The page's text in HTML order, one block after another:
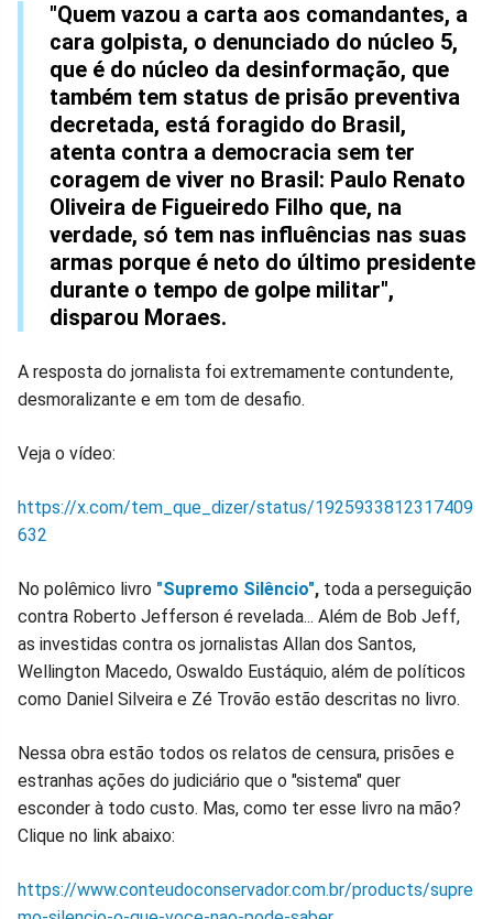
"Quem vazou a carta aos comandantes, a
cara golpista, o denunciado do núcleo 5,
que é do núcleo da desinformação, que
também tem status de prisão preventiva
decretada, está foragido do Brasil,
atenta contra a democracia sem ter
coragem de viver no Brasil: Paulo Renato
Oliveira de Figueiredo Filho que, na
verdade, só tem nas influências nas suas
armas porque é neto do último presidente
durante o tempo de golpe militar",
disparou Moraes.
A resposta do jornalista foi extremamente contundente,
desmoralizante e em tom de desafio.
Veja o vídeo:
https://x.com/tem_que_dizer/status/1925933812317409
632
No polêmico livro "Supremo Silêncio", toda a perseguição
contra Roberto Jefferson é revelada... Além de Bob Jeff,
as investidas contra os jornalistas Allan dos Santos,
Wellington Macedo, Oswaldo Eustáquio, além de políticos
como Daniel Silveira e Zé Trovão estão descritas no livro.
Nessa obra estão todos os relatos de censura, prisões e
estranhas ações do judiciário que o "sistema" quer
esconder à todo custo. Mas, como ter esse livro na mão?
Clique no link abaixo:
https://www.conteudoconservador.com.br/products/supre